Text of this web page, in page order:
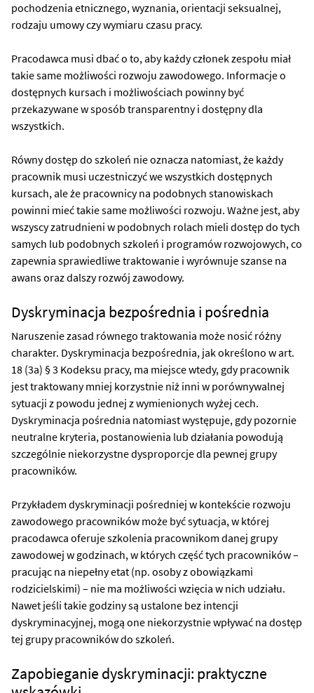
pochodzenia etnicznego, wyznania, orientacji seksualnej,
rodzaju umowy czy wymiaru czasu pracy.
Pracodawca musi dbać o to, aby każdy członek zespołu miał
takie same możliwości rozwoju zawodowego. Informacje o
dostępnych kursach i możliwościach powinny być
przekazywane w sposób transparentny i dostępny dla
wszystkich.
Równy dostęp do szkoleń nie oznacza natomiast, że każdy
pracownik musi uczestniczyć we wszystkich dostępnych
kursach, ale że pracownicy na podobnych stanowiskach
powinni mieć takie same możliwości rozwoju. Ważne jest, aby
wszyscy zatrudnieni w podobnych rolach mieli dostęp do tych
samych lub podobnych szkoleń i programów rozwojowych, co
zapewnia sprawiedliwe traktowanie i wyrównuje szanse na
awans oraz dalszy rozwój zawodowy.
Dyskryminacja bezpośrednia i pośrednia
Naruszenie zasad równego traktowania może nosić różny
charakter. Dyskryminacja bezpośrednia, jak określono w art.
18 (3a) § 3 Kodeksu pracy, ma miejsce wtedy, gdy pracownik
jest traktowany mniej korzystnie niż inni w porównywalnej
sytuacji z powodu jednej z wymienionych wyżej cech.
Dyskryminacja pośrednia natomiast występuje, gdy pozornie
neutralne kryteria, postanowienia lub działania powodują
szczególnie niekorzystne dysproporcje dla pewnej grupy
pracowników.
Przykładem dyskryminacji pośredniej w kontekście rozwoju
zawodowego pracowników może być sytuacja, w której
pracodawca oferuje szkolenia pracownikom danej grupy
zawodowej w godzinach, w których część tych pracowników –
pracując na niepełny etat (np. osoby z obowiązkami
rodzicielskimi) – nie ma możliwości wzięcia w nich udziału.
Nawet jeśli takie godziny są ustalone bez intencji
dyskryminacyjnej, mogą one niekorzystnie wpływać na dostęp
tej grupy pracowników do szkoleń.
Zapobieganie dyskryminacji: praktyczne